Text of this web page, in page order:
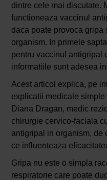
dintre cele mai discutate.
functioneaza vaccinul
daca poate provoca gripa
organism. In primele
pentru vaccinul antigripal
informatiile sunt adesea
Acest articol explica, pe
explicatii medicale
Diana Dragan, medic
chirurgie cervico-faciala
antigripal in organism, de
ce influenteaza
Gripa nu este o simpla
respiratorie care poate